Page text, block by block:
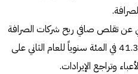
عن تقلص صافي ربح شركات الصرافة
في الكويت خلال عام 2023 بنسبة 41.3 في المئة سنوياً للعام الثاني على
وتراجع الإيرادات.